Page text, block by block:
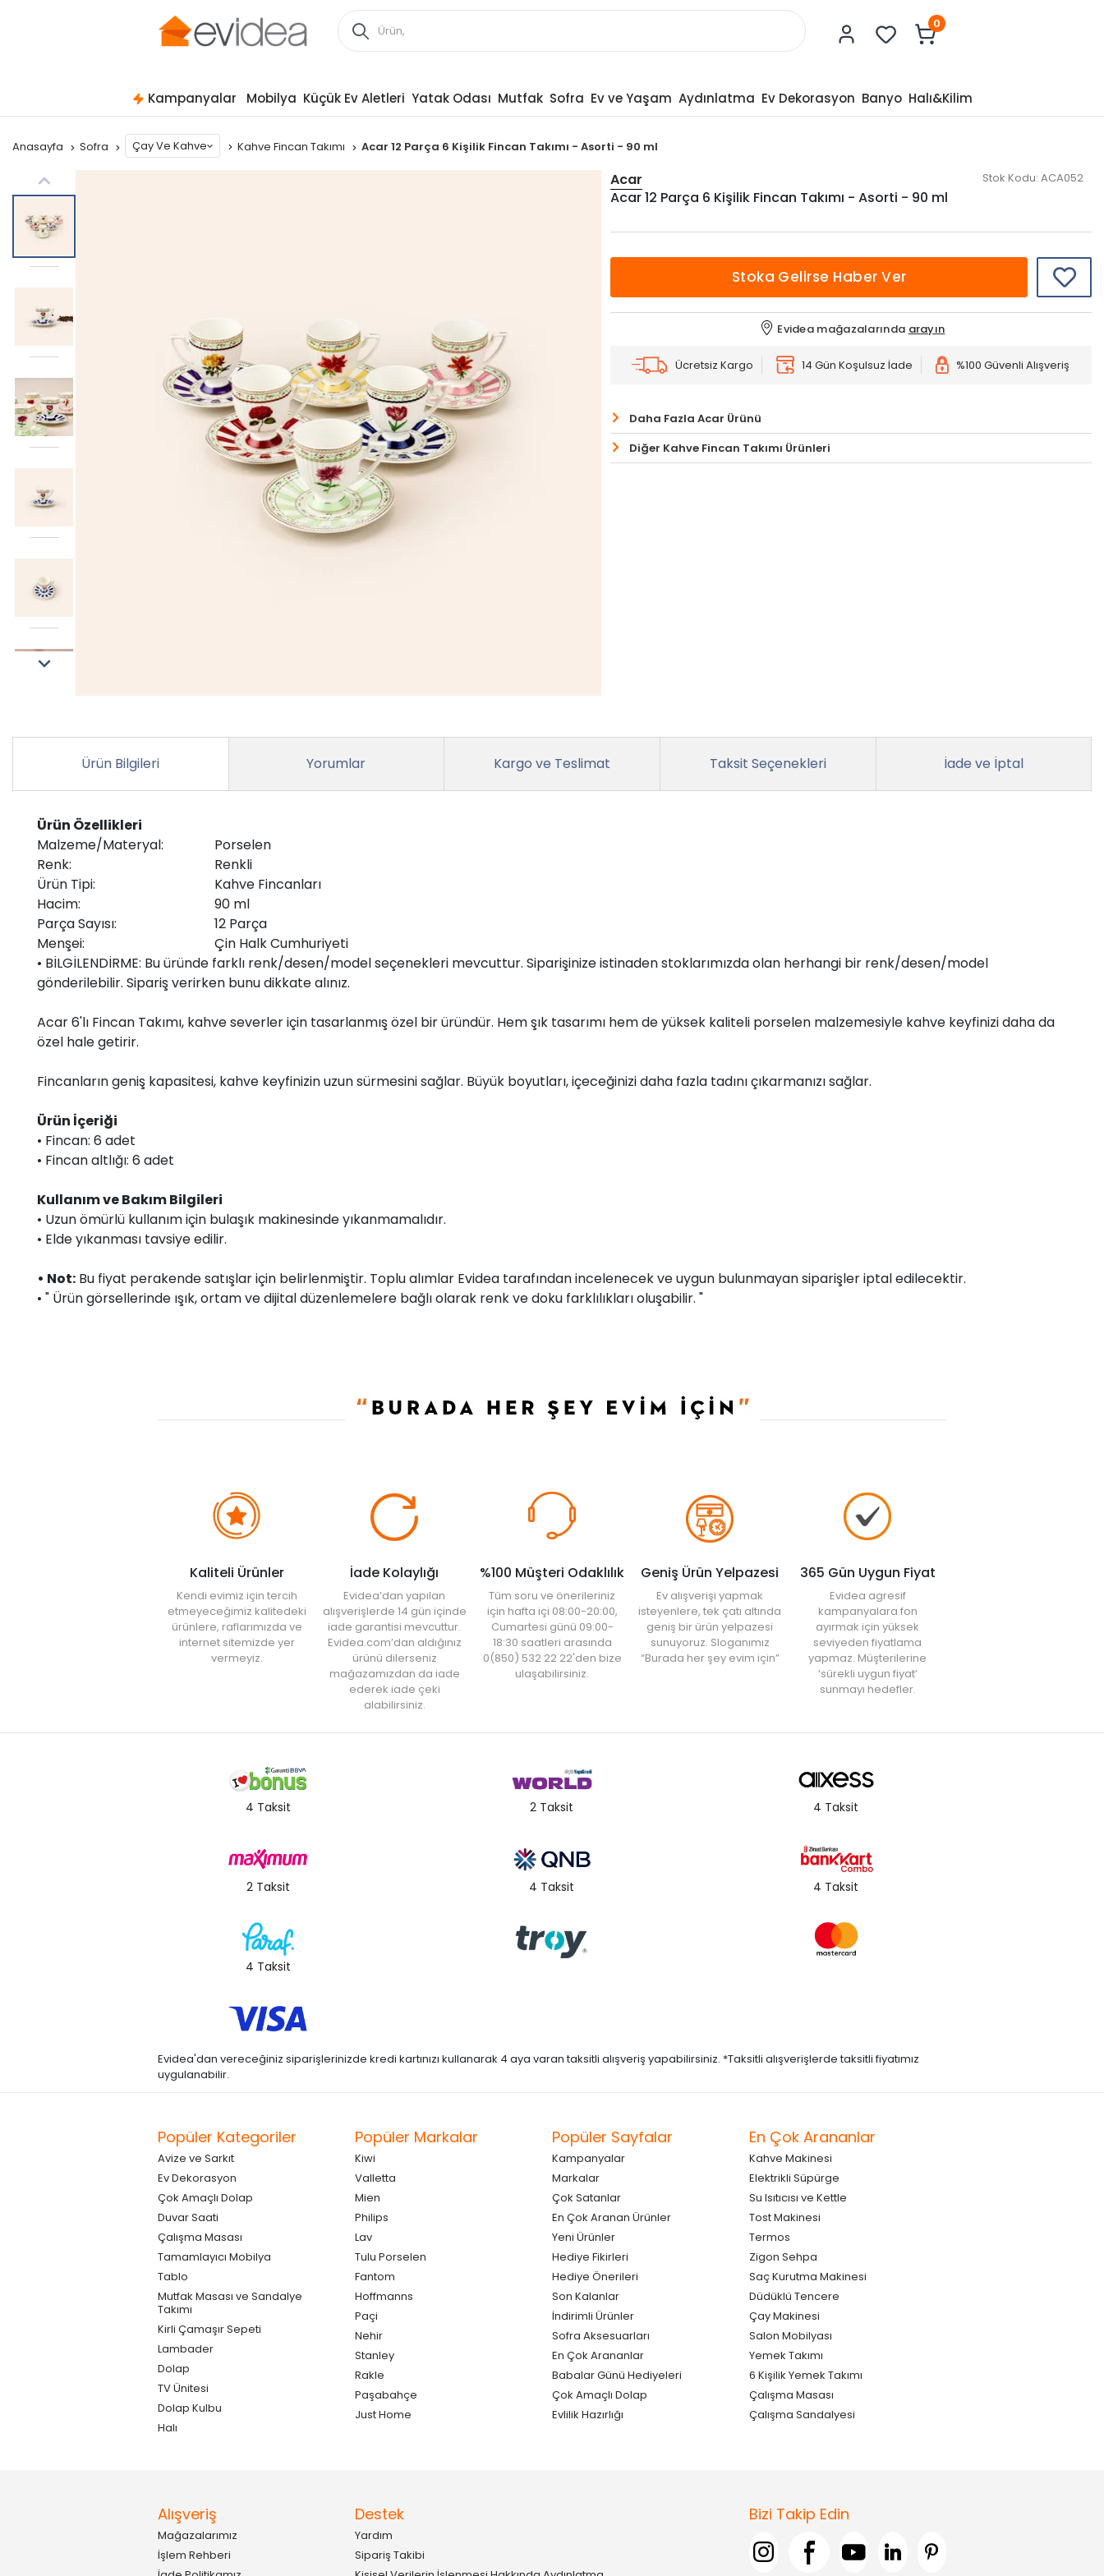
0
Kampanyalar Mobilya Küçük Ev Aletleri Yatak Odası Mutfak Sofra Ev ve Yaşam Aydınlatma Ev Dekorasyon Banyo Halı&Kilim
Anasayfa Sofra Çay Ve Kahve Kahve Fincan Takımı Acar 12 Parça 6 Kişilik Fincan Takımı - Asorti - 90 ml
Acar Stok Kodu: ACA052
Acar 12 Parça 6 Kişilik Fincan Takımı - Asorti - 90 ml
Stoka Gelirse Haber Ver
Evidea mağazalarında arayın
Ücretsiz Kargo 14 Gün Koşulsuz İade %100 Güvenli Alışveriş
Daha Fazla Acar Ürünü
Diğer Kahve Fincan Takımı Ürünleri
Ürün Bilgileri Yorumlar Kargo ve Teslimat Taksit Seçenekleri İade ve İptal
Ürün Özellikleri
Malzeme/Materyal:
Porselen
Renk:
Renkli
Ürün Tipi:
Kahve Fincanları
Hacim:
90 ml
Parça Sayısı:
12 Parça
Menşei:
Çin Halk Cumhuriyeti
• BİLGİLENDİRME: Bu üründe farklı renk/desen/model seçenekleri mevcuttur. Siparişinize istinaden stoklarımızda olan herhangi bir renk/desen/model
gönderilebilir. Sipariş verirken bunu dikkate alınız.
Acar 6'lı Fincan Takımı, kahve severler için tasarlanmış özel bir üründür. Hem şık tasarımı hem de yüksek kaliteli porselen malzemesiyle kahve keyfinizi daha da
özel hale getirir.
Fincanların geniş kapasitesi, kahve keyfinizin uzun sürmesini sağlar. Büyük boyutları, içeceğinizi daha fazla tadını çıkarmanızı sağlar.
Ürün İçeriği
• Fincan: 6 adet
• Fincan altlığı: 6 adet
Kullanım ve Bakım Bilgileri
• Uzun ömürlü kullanım için bulaşık makinesinde yıkanmamalıdır.
• Elde yıkanması tavsiye edilir.
• Not: Bu fiyat perakende satışlar için belirlenmiştir. Toplu alımlar Evidea tarafından incelenecek ve uygun bulunmayan siparişler iptal edilecektir.
• " Ürün görsellerinde ışık, ortam ve dijital düzenlemelere bağlı olarak renk ve doku farklılıkları oluşabilir. "
Kaliteli Ürünler
Kendi evimiz için tercih
etmeyeceğimiz kalitedeki
ürünlere, raflarımızda ve
internet sitemizde yer
vermeyiz.
İade Kolaylığı
Evidea’dan yapılan
alışverişlerde 14 gün içinde
iade garantisi mevcuttur.
Evidea.com’dan aldığınız
ürünü dilerseniz
mağazamızdan da iade
ederek iade çeki
alabilirsiniz.
%100 Müşteri Odaklılık
Tüm soru ve önerileriniz
için hafta içi 08:00-20:00,
Cumartesi günü 09:00-
18:30 saatleri arasında
0(850) 532 22 22'den bize
ulaşabilirsiniz.
Geniş Ürün Yelpazesi
Ev alışverişi yapmak
isteyenlere, tek çatı altında
geniş bir ürün yelpazesi
sunuyoruz. Sloganımız
“Burada her şey evim için”
365 Gün Uygun Fiyat
Evidea agresif
kampanyalara fon
ayırmak için yüksek
seviyeden fiyatlama
yapmaz. Müşterilerine
‘sürekli uygun fiyat’
sunmayı hedefler.
4 Taksit 2 Taksit 4 Taksit
2 Taksit 4 Taksit 4 Taksit
4 Taksit
Evidea'dan vereceğiniz siparişlerinizde kredi kartınızı kullanarak 4 aya varan taksitli alışveriş yapabilirsiniz. *Taksitli alışverişlerde taksitli fiyatımız
uygulanabilir.
Popüler Kategoriler
Avize ve Sarkıt
Ev Dekorasyon
Çok Amaçlı Dolap
Duvar Saati
Çalışma Masası
Tamamlayıcı Mobilya
Tablo
Mutfak Masası ve Sandalye
Takımı
Kirli Çamaşır Sepeti
Lambader
Dolap
TV Ünitesi
Dolap Kulbu
Halı
Popüler Markalar
Kiwi
Valletta
Mien
Philips
Lav
Tulu Porselen
Fantom
Hoffmanns
Paçi
Nehir
Stanley
Rakle
Paşabahçe
Just Home
Popüler Sayfalar
Kampanyalar
Markalar
Çok Satanlar
En Çok Aranan Ürünler
Yeni Ürünler
Hediye Fikirleri
Hediye Önerileri
Son Kalanlar
İndirimli Ürünler
Sofra Aksesuarları
En Çok Arananlar
Babalar Günü Hediyeleri
Çok Amaçlı Dolap
Evlilik Hazırlığı
En Çok Arananlar
Kahve Makinesi
Elektrikli Süpürge
Su Isıtıcısı ve Kettle
Tost Makinesi
Termos
Zigon Sehpa
Saç Kurutma Makinesi
Düdüklü Tencere
Çay Makinesi
Salon Mobilyası
Yemek Takımı
6 Kişilik Yemek Takımı
Çalışma Masası
Çalışma Sandalyesi
Alışveriş
Mağazalarımız
İşlem Rehberi
Destek
Yardım
Sipariş Takibi
Bizi Takip Edin